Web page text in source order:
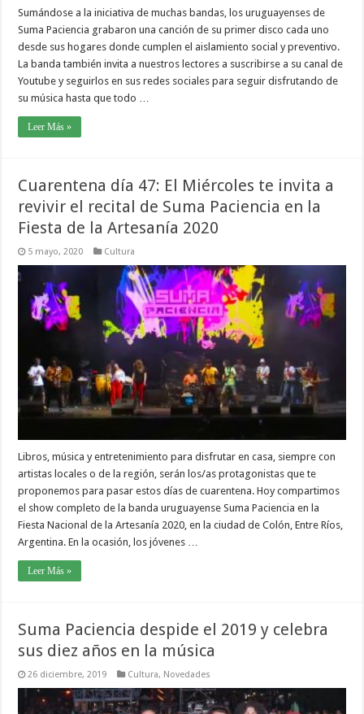
Sumándose a la iniciativa de muchas bandas, los uruguayenses de
Suma Paciencia grabaron una canción de su primer disco cada uno
desde sus hogares donde cumplen el aislamiento social y preventivo.
La banda también invita a nuestros lectores a suscribirse a su canal de
Youtube y seguirlos en sus redes sociales para seguir disfrutando de
su música hasta que todo …
Leer Más »
Cuarentena día 47: El Miércoles te invita a
revivir el recital de Suma Paciencia en la
Fiesta de la Artesanía 2020
5 mayo, 2020 Cultura
Libros, música y entretenimiento para disfrutar en casa, siempre con
artistas locales o de la región, serán los/as protagonistas que te
proponemos para pasar estos días de cuarentena. Hoy compartimos
el show completo de la banda uruguayense Suma Paciencia en la
Fiesta Nacional de la Artesanía 2020, en la ciudad de Colón, Entre Ríos,
Argentina. En la ocasión, los jóvenes …
Leer Más »
Suma Paciencia despide el 2019 y celebra
sus diez años en la música
26 diciembre, 2019 Cultura, Novedades